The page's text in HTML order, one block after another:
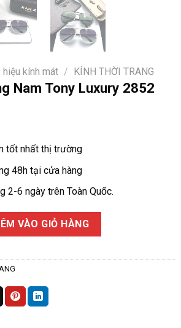
hiệu kính mát / KÍNH THỜI TRANG
Nam Tony Luxury 2852
tốt nhất thị trường
48h tại cửa hàng
2-6 ngày trên Toàn Quốc.
Tony Luxury 2852 số lượng
VÀO GIỎ HÀNG